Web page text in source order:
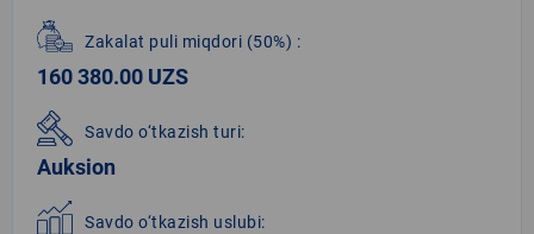
Zakalat puli miqdori (50%) :
160 380.00 UZS
Savdo o‘tkazish turi:
Auksion
Savdo o‘tkazish uslubi: